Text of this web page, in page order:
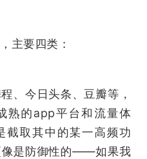
主要四类：
、今日头条、豆瓣等，
熟的app平台和流量体
截取其中的某一高频功
像是防御性的——如果我